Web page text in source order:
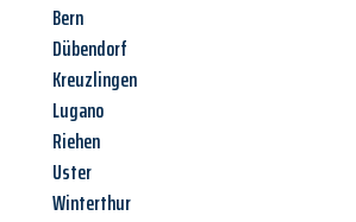
Bern
Dübendorf
Kreuzlingen
Lugano
Riehen
Uster
Winterthur